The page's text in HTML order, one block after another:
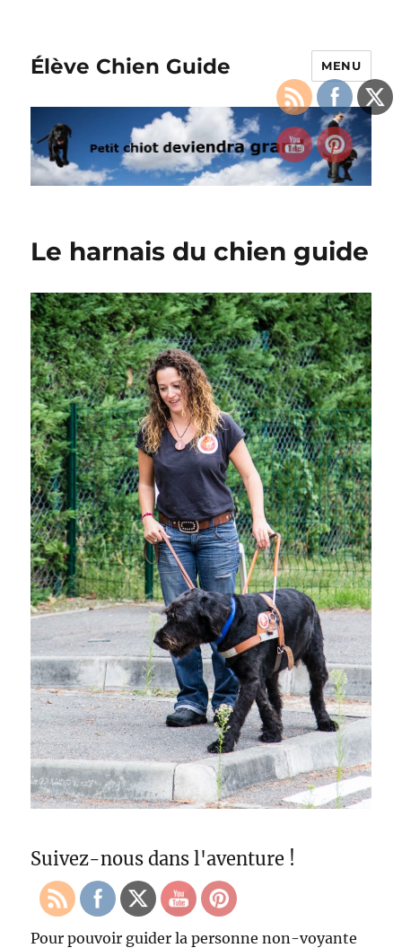
Élève Chien Guide MENU
Le harnais du chien guide
Suivez-nous dans l'aventure !
Pour pouvoir guider la personne non-voyante